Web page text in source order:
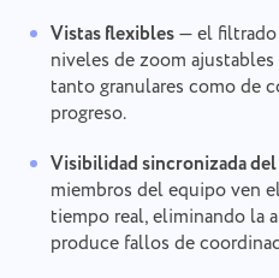
Vistas flexibles— el filtrado
niveles de zoom
tanto granulares como de
progreso.
Visibilidad sincronizada
miembros del equipo ven
tiempo real, eliminando la
produce fallos de